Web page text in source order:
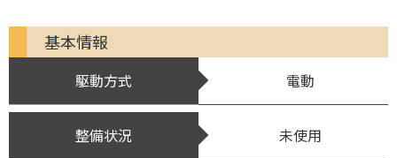
基本情報
駆動方式 電動
整備状況 未使用